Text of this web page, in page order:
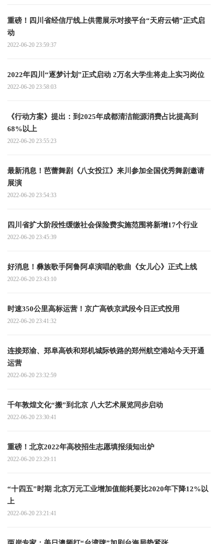
重磅！四川省经信厅线上供需展示对接平台“天府云销”正式启
动
2022-06-20 23:59:37
2022年四川“逐梦计划”正式启动 2万名大学生将走上实习岗位
2022-06-20 23:58:03
《行动方案》提出：到2025年成都清洁能源消费占比提高到
68%以上
2022-06-20 23:55:23
最新消息！芭蕾舞剧《八女投江》来川参加全国优秀舞剧邀请
展演
2022-06-20 23:54:33
四川省扩大阶段性缓缴社会保险费实施范围将新增17个行业
2022-06-20 23:45:39
好消息！彝族歌手阿鲁阿卓演唱的歌曲《女儿心》正式上线
2022-06-20 23:43:10
时速350公里高标运营！京广高铁京武段今日正式投用
2022-06-20 23:41:32
连接郑渝、郑阜高铁和郑机城际铁路的郑州航空港站今天开通
运营
2022-06-20 23:32:59
千年敦煌文化“搬”到北京 八大艺术展览同步启动
2022-06-20 23:30:41
重磅！北京2022年高校招生志愿填报须知出炉
2022-06-20 23:29:11
“十四五”时期 北京万元工业增加值能耗要比2020年下降12%以
上
2022-06-20 23:21:41